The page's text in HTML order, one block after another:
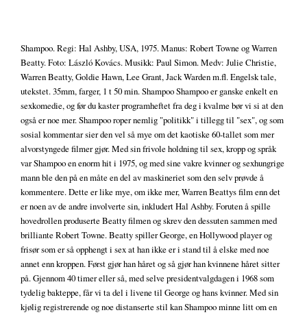
Shampoo. Regi: Hal Ashby, USA, 1975. Manus: Robert Towne og Warren
Beatty. Foto: László Kovács. Musikk: Paul Simon. Medv: Julie Christie,
Warren Beatty, Goldie Hawn, Lee Grant, Jack Warden m.fl. Engelsk tale,
utekstet. 35mm, farger, 1 t 50 min. Shampoo Shampoo er ganske enkelt en
sexkomedie, og før du kaster programheftet fra deg i kvalme bør vi si at den
også er noe mer. Shampoo roper nemlig "politikk" i tillegg til "sex", og som
sosial kommentar sier den vel så mye om det kaotiske 60-tallet som mer
alvorstyngede filmer gjør. Med sin frivole holdning til sex, kropp og språk
var Shampoo en enorm hit i 1975, og med sine vakre kvinner og sexhungrige
mann ble den på en måte en del av maskineriet som den selv prøvde å
kommentere. Dette er like mye, om ikke mer, Warren Beattys film enn det
er noen av de andre involverte sin, inkludert Hal Ashby. Foruten å spille
hovedrollen produserte Beatty filmen og skrev den dessuten sammen med
brilliante Robert Towne. Beatty spiller George, en Hollywood player og
frisør som er så opphengt i sex at han ikke er i stand til å elske med noe
annet enn kroppen. Først gjør han håret og så gjør han kvinnene håret sitter
på. Gjennom 40 timer eller så, med selve presidentvalgdagen i 1968 som
tydelig bakteppe, får vi ta del i livene til George og hans kvinner. Med sin
kjølig registrerende og noe distanserte stil kan Shampoo minne litt om en